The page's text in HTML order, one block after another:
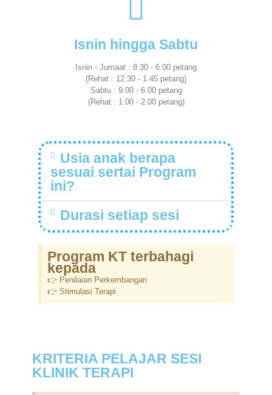
Isnin hingga Sabtu
Isnin - Jumaat : 8.30 - 6.00 petang
(Rehat : 12.30 - 1.45 petang)
Sabtu : 9.00 - 6.00 petang
(Rehat : 1.00 - 2.00 petang)
Usia anak berapa
sesuai sertai Program
ini?
Durasi setiap sesi
Program KT terbahagi
kepada
👉 Penilaian Perkembangan
👉 Stimulasi Terapi
KRITERIA PELAJAR SESI
KLINIK TERAPI